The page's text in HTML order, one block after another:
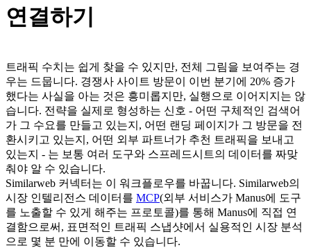
연결하기
트래픽 수치는 쉽게 찾을 수 있지만, 전체 그림을 보여주는 경
우는 드뭅니다. 경쟁사 사이트 방문이 이번 분기에 20% 증가
했다는 사실을 아는 것은 흥미롭지만, 실행으로 이어지지는 않
습니다. 전략을 실제로 형성하는 신호 - 어떤 구체적인 검색어
가 그 수요를 만들고 있는지, 어떤 랜딩 페이지가 그 방문을 전
환시키고 있는지, 어떤 외부 파트너가 추천 트래픽을 보내고
있는지 - 는 보통 여러 도구와 스프레드시트의 데이터를 짜맞
춰야 알 수 있습니다.
Similarweb 커넥터는 이 워크플로우를 바꿉니다. Similarweb의
시장 인텔리전스 데이터를 MCP(외부 서비스가 Manus에 도구
를 노출할 수 있게 해주는 프로토콜)를 통해 Manus에 직접 연
결함으로써, 표면적인 트래픽 스냅샷에서 실용적인 시장 분석
으로 몇 분 만에 이동할 수 있습니다.